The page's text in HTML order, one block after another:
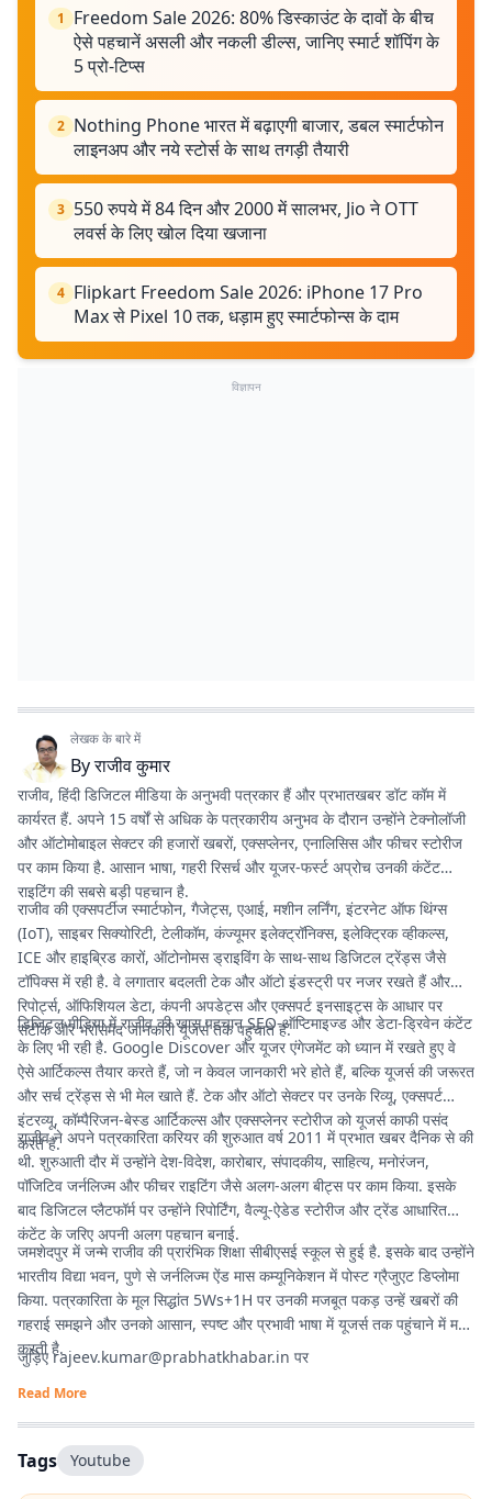
1
Freedom Sale 2026: 80% डिस्काउंट के दावों के बीच
ऐसे पहचानें असली और नकली डील्स, जानिए स्मार्ट शॉपिंग के
5 प्रो-टिप्स
2 Nothing Phone भारत में बढ़ाएगी बाजार, डबल स्मार्टफोन
लाइनअप और नये स्टोर्स के साथ तगड़ी तैयारी
3 550 रुपये में 84 दिन और 2000 में सालभर, Jio ने OTT
लवर्स के लिए खोल दिया खजाना
4 Flipkart Freedom Sale 2026: iPhone 17 Pro
Max से Pixel 10 तक, धड़ाम हुए स्मार्टफोन्स के दाम
विज्ञापन
लेखक के बारे में
Byराजीव कुमार
राजीव, हिंदी डिजिटल मीडिया के अनुभवी पत्रकार हैं और प्रभातखबर डॉट कॉम में
कार्यरत हैं. अपने 15 वर्षों से अधिक के पत्रकारीय अनुभव के दौरान उन्होंने टेक्नोलॉजी
और ऑटोमोबाइल सेक्टर की हजारों खबरों, एक्सप्लेनर, एनालिसिस और फीचर स्टोरीज
पर काम किया है. आसान भाषा, गहरी रिसर्च और यूजर-फर्स्ट अप्रोच उनकी कंटेंट
राइटिंग की सबसे बड़ी पहचान है.
राजीव की एक्सपर्टीज स्मार्टफोन, गैजेट्स, एआई, मशीन लर्निंग, इंटरनेट ऑफ थिंग्स
(IoT), साइबर सिक्योरिटी, टेलीकॉम, कंज्यूमर इलेक्ट्रॉनिक्स, इलेक्ट्रिक व्हीकल्स,
ICE और हाइब्रिड कारों, ऑटोनोमस ड्राइविंग के साथ-साथ डिजिटल ट्रेंड्स जैसे
टॉपिक्स में रही है. वे लगातार बदलती टेक और ऑटो इंडस्ट्री पर नजर रखते हैं और
रिपोर्ट्स, ऑफिशियल डेटा, कंपनी अपडेट्स और एक्सपर्ट इनसाइट्स के आधार पर
सटीक और भरोसेमंद जानकारी यूजर्स तक पहुंचाते हैं.
डिजिटल मीडिया में राजीव की खास पहचान SEO-ऑप्टिमाइज्ड और डेटा-ड्रिवेन कंटेंट
के लिए भी रही है. Google Discover और यूजर एंगेजमेंट को ध्यान में रखते हुए वे
ऐसे आर्टिकल्स तैयार करते हैं, जो न केवल जानकारी भरे होते हैं, बल्कि यूजर्स की जरूरत
और सर्च ट्रेंड्स से भी मेल खाते हैं. टेक और ऑटो सेक्टर पर उनके रिव्यू, एक्सपर्ट
इंटरव्यू, कॉम्पैरिजन-बेस्ड आर्टिकल्स और एक्सप्लेनर स्टोरीज को यूजर्स काफी पसंद
करते हैं.
राजीव ने अपने पत्रकारिता करियर की शुरुआत वर्ष 2011 में प्रभात खबर दैनिक से की
थी. शुरुआती दौर में उन्होंने देश-विदेश, कारोबार, संपादकीय, साहित्य, मनोरंजन,
पॉजिटिव जर्नलिज्म और फीचर राइटिंग जैसे अलग-अलग बीट्स पर काम किया. इसके
बाद डिजिटल प्लैटफॉर्म पर उन्होंने रिपोर्टिंग, वैल्यू-ऐडेड स्टोरीज और ट्रेंड आधारित
कंटेंट के जरिए अपनी अलग पहचान बनाई.
जमशेदपुर में जन्मे राजीव की प्रारंभिक शिक्षा सीबीएसई स्कूल से हुई है. इसके बाद उन्होंने
भारतीय विद्या भवन, पुणे से जर्नलिज्म ऐंड मास कम्यूनिकेशन में पोस्ट ग्रैजुएट डिप्लोमा
किया. पत्रकारिता के मूल सिद्धांत 5Ws+1H पर उनकी मजबूत पकड़ उन्हें खबरों की
गहराई समझने और उनको आसान, स्पष्ट और प्रभावी भाषा में यूजर्स तक पहुंचाने में मदद
करती है.
जुड़िएrajeev.kumar@prabhatkhabar.in पर
Read More
Tags Youtube